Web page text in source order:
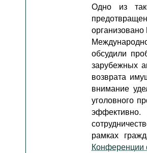
Одно из
обсудили
зарубежных
возврата
внимание
уголовного
рамках
Конференции